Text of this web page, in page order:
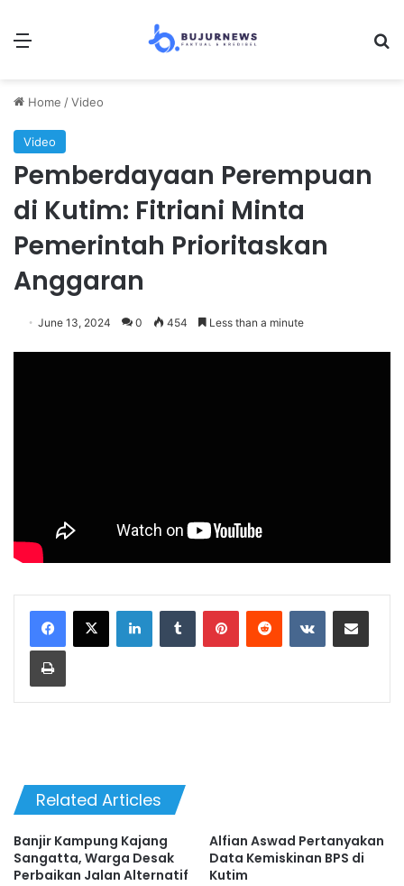
Home /Video
Video
Pemberdayaan Perempuan
di Kutim: Fitriani Minta
Pemerintah Prioritaskan
Anggaran
June 13, 2024 0 454 Less than a minute
Related Articles
Banjir Kampung Kajang
Sangatta, Warga Desak
Perbaikan Jalan Alternatif
Alfian Aswad Pertanyakan
Data Kemiskinan BPS di
Kutim